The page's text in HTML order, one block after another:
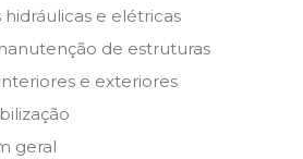
hidráulicas e elétricas
de estruturas
e exteriores
geral